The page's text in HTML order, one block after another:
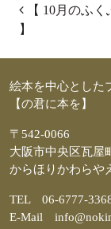
投稿ナビ
【 10月のふく
】
絵本を中心とした
【の君に本を】
〒542-0066
大阪市中央区瓦屋
からほりかわらや
TEL 06-6777-
E-Mail